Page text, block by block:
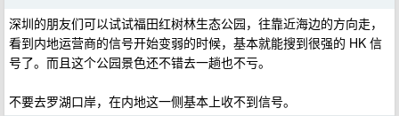
深圳的朋友们可以试试福田红树林生态公园，往靠近海边的方向走，
看到内地运营商的信号开始变弱的时候，基本就能搜到很强的 HK 信
号了。而且这个公园景色还不错去一趟也不亏。
不要去罗湖口岸，在内地这一侧基本上收不到信号。